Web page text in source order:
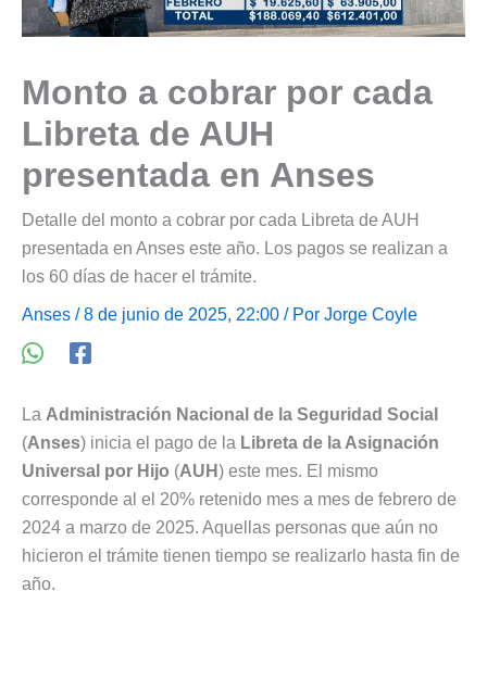
Monto a cobrar por cada
Libreta de AUH
presentada en Anses
Detalle del monto a cobrar por cada Libreta de AUH
presentada en Anses este año. Los pagos se realizan a
los 60 días de hacer el trámite.
Anses / 8 de junio de 2025, 22:00 / Por Jorge Coyle
La Administración Nacional de la Seguridad Social
(Anses) inicia el pago de la Libreta de la Asignación
Universal por Hijo (AUH ) este mes. El mismo
corresponde al el 20% retenido mes a mes de febrero de
2024 a marzo de 2025. Aquellas personas que aún no
hicieron el trámite tienen tiempo se realizarlo hasta fin de
año.